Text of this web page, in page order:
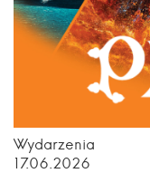
Wydarzenia
17.06.2026